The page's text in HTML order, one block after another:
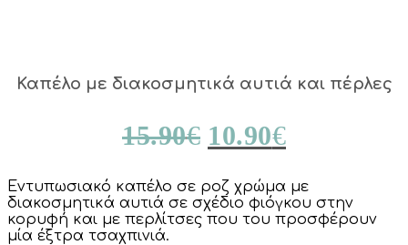
Καπέλο με διακοσμητικά αυτιά και πέρλες
15.90€ Original
was:
15.90€.
10.90€Current
is:
10.90€.
Εντυπωσιακό καπέλο σε ροζ χρώμα με
διακοσμητικά αυτιά σε σχέδιο φιόγκου στην
κορυφή και με περλίτσες που του προσφέρουν
μία έξτρα τσαχπινιά.